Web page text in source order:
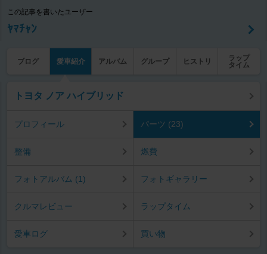
この記事を書いたユーザー
ﾔﾏﾁｬﾝ
ブログ 愛車紹介 アルバム グループ ヒストリ
ラップ
タイム
トヨタ ノア ハイブリッド
プロフィール パーツ (23)
整備 燃費
フォトアルバム (1) フォトギャラリー
クルマレビュー ラップタイム
愛車ログ 買い物